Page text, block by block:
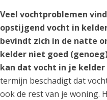
Veel vochtproblemen
opstijgend vocht in
bevindt zich in de natte
kelder niet goed
kan dat vocht in je
termijn beschadigt dat
ook de rest van je woning.